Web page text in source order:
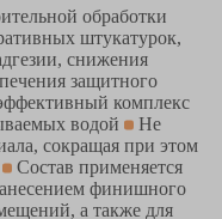
обработки
штукатурок,
снижения
защитного
комплекс
водой
Не
сокращая при этом
Состав применяется
финишного
а также для